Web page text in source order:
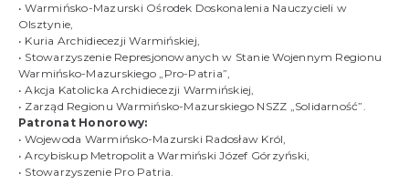
• Warmińsko-Mazurski Ośrodek Doskonalenia Nauczycieli w
Olsztynie,
• Kuria Archidiecezji Warmińskiej,
• Stowarzyszenie Represjonowanych w Stanie Wojennym Regionu
Warmińsko-Mazurskiego „Pro-Patria”,
• Akcja Katolicka Archidiecezji Warmińskiej,
• Zarząd Regionu Warmińsko-Mazurskiego NSZZ „Solidarność”.
Patronat Honorowy:
• Wojewoda Warmińsko-Mazurski Radosław Król,
• Arcybiskup Metropolita Warmiński Józef Górzyński,
• Stowarzyszenie Pro Patria.